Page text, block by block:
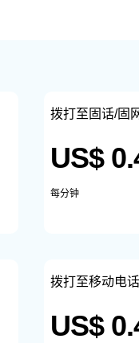
拨打至固话/固
US$
每分钟
拨打至移动电话
US$